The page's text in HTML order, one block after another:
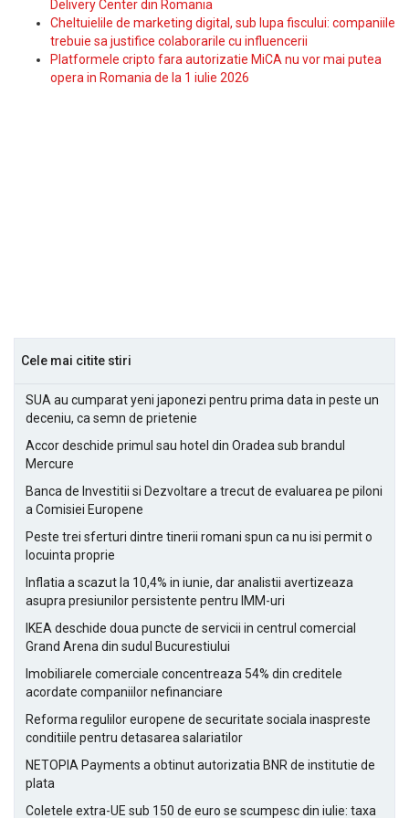
Delivery Center din Romania
Cheltuielile de marketing digital, sub lupa fiscului: companiile
trebuie sa justifice colaborarile cu influencerii
Platformele cripto fara autorizatie MiCA nu vor mai putea
opera in Romania de la 1 iulie 2026
Cele mai citite stiri
SUA au cumparat yeni japonezi pentru prima data in peste un
deceniu, ca semn de prietenie
Accor deschide primul sau hotel din Oradea sub brandul
Mercure
Banca de Investitii si Dezvoltare a trecut de evaluarea pe piloni
a Comisiei Europene
Peste trei sferturi dintre tinerii romani spun ca nu isi permit o
locuinta proprie
Inflatia a scazut la 10,4% in iunie, dar analistii avertizeaza
asupra presiunilor persistente pentru IMM-uri
IKEA deschide doua puncte de servicii in centrul comercial
Grand Arena din sudul Bucurestiului
Imobiliarele comerciale concentreaza 54% din creditele
acordate companiilor nefinanciare
Reforma regulilor europene de securitate sociala inaspreste
conditiile pentru detasarea salariatilor
NETOPIA Payments a obtinut autorizatia BNR de institutie de
plata
Coletele extra-UE sub 150 de euro se scumpesc din iulie: taxa